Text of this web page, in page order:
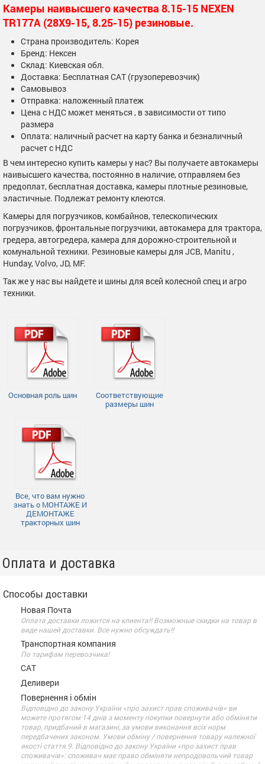
Камеры наивысшего качества 8.15-15 NEXEN
TR177A (28X9-15, 8.25-15) резиновые.
Страна производитель: Корея
Бренд: Нексен
Склад: Киевская обл.
Доставка: Бесплатная САТ (грузоперевозчик)
Самовывоз
Отправка: наложенный платеж
Цена с НДС может меняться , в зависимости от типо
размера
Оплата: наличный расчет на карту банка и безналичный
расчет с НДС
В чем интересно купить камеры у нас? Вы получаете автокамеры
наивысшего качества, постоянно в наличие, отправляем без
предоплат, бесплатная доставка, камеры плотные резиновые,
эластичные. Подлежат ремонту клеются.
Камеры для погрузчиков, комбайнов, телескопических
погрузчиков, фронтальные погрузчики, автокамера для трактора,
гредера, автогредера, камера для дорожно-строительной и
комунальной техники. Резиновые камеры для JCB, Manitu ,
Hunday, Volvo, JD, MF.
Так же у нас вы найдете и шины для всей колесной спец и агро
техники.
Основная роль шин
Соответствующие
размеры шин
Все, что вам нужно
знать о МОНТАЖЕ И
ДЕМОНТАЖЕ
тракторных шин
Оплата и доставка
Способы доставки
Новая Почта
Оплата доставки ложится на клиента!! Возможные скидки на товар в
виде нашей доставки. Все нужно обсуждать!!
Транспортная компания
По тарифам перевозчика!
САТ
Деливери
Повернення і обмін
Відповідно до закону України «про захист прав споживачів» ви
можете протягом 14 днів з моменту покупки повернути або обміняти
товар, придбаний в магазині, за умови виконання всіх норм
передбачених законом. Умови обміну / повернення товару належної
якості стаття 9. Відповідно до закону України «про захист прав
споживачів»: споживач має право обміняти непродовольчий товар